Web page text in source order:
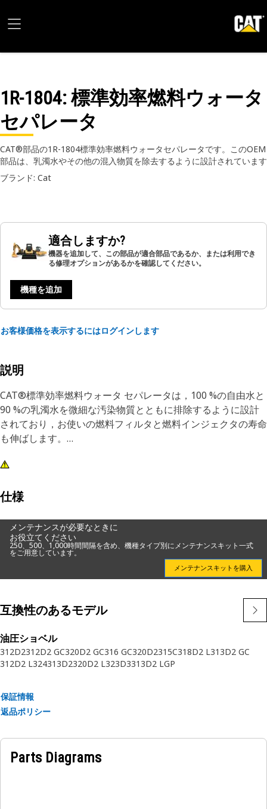
1R-1804: 標準効率燃料ウォータ
セパレータ
CAT®部品の1R-1804標準効率燃料ウォータセパレータです。このOEM
部品は、乳濁水やその他の混入物質を除去するように設計されています
ブランド: Cat
適合しますか?
機器を追加して、この部品が適合部品であるか、または利用でき
る修理オプションがあるかを確認してください。
機種を追加
お客様価格を表示するにはログインします
説明
CAT®標準効率燃料ウォータ セパレータは，100 %の自由水と
90 %の乳濁水を微細な汚染物質とともに排除するように設計
されており，お使いの燃料フィルタと燃料インジェクタの寿命
も伸ばします。
CAT機器専用に設計および製造された当社の燃料ウォータ セ
ンポーネントの寿命を延ばします。
CAT純正フィルタを選択することは，お使いのCAT機器を保護
するための最善の選択です。
• お使いの重要な燃料系統との統合型コンポーネントになるよ
• Caterpillarからのみ入手可能
• CATフィルタは非純正品よりも優れた性能を発揮します。試
験結果をご覧ください。
仕様
メンテナンスが必要なときに
お役立てください
250、500、1,000時間間隔を含め、機種タイプ別にメンテナンスキット一式
をご用意しています。
メンテナンスキットを購入
互換性のあるモデル
油圧ショベル
312D2312D2 GC320D2 GC316 GC320D2315C318D2 L313D2 GC
312D2 L324313D2320D2 L323D3313D2 LGP
保証情報
返品ポリシー
Parts Diagrams